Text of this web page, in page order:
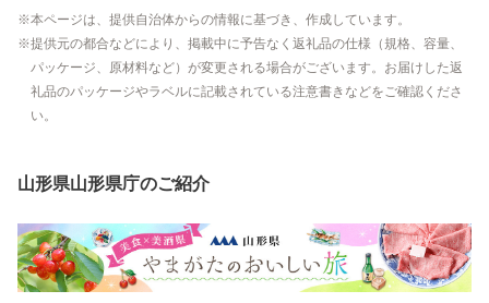
本ページは、提供自治体からの情報に基づき、作成しています。
提供元の都合などにより、掲載中に予告なく返礼品の仕様（規格、容量、
パッケージ、原材料など）が変更される場合がございます。お届けした返
礼品のパッケージやラベルに記載されている注意書きなどをご確認くださ
い。
山形県山形県庁のご紹介